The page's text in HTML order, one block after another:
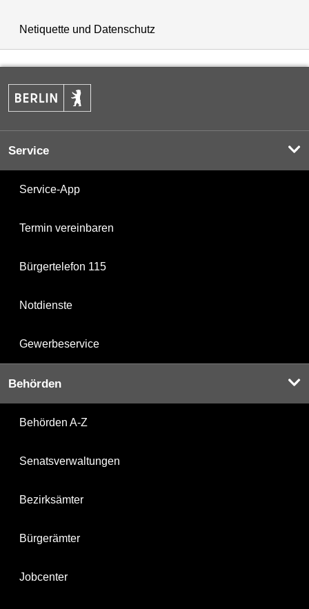
Netiquette und Datenschutz
Service
Service-App
Termin vereinbaren
Bürgertelefon 115
Notdienste
Gewerbeservice
Behörden
Behörden A-Z
Senatsverwaltungen
Bezirksämter
Bürgerämter
Jobcenter